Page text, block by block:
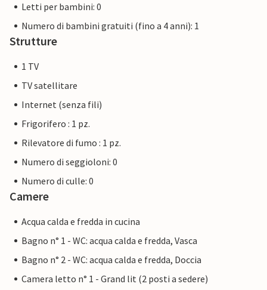
Letti per bambini: 0
Numero di bambini gratuiti (fino a 4 anni): 1
Strutture
1 TV
TV satellitare
Internet (senza fili)
Frigorifero : 1 pz.
Rilevatore di fumo : 1 pz.
Numero di seggioloni: 0
Numero di culle: 0
Camere
Acqua calda e fredda in cucina
Bagno n° 1 - WC: acqua calda e fredda, Vasca
Bagno n° 2 - WC: acqua calda e fredda, Doccia
Camera letto n° 1 - Grand lit (2 posti a sedere)